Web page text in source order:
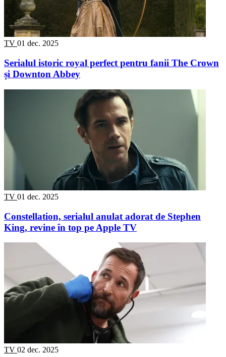
TV 01 dec. 2025
Serialul istoric royal perfect pentru fanii The Crown
și Downton Abbey
TV 01 dec. 2025
Constellation, serialul anulat adorat de Stephen
King, revine în top pe Apple TV
TV 02 dec. 2025